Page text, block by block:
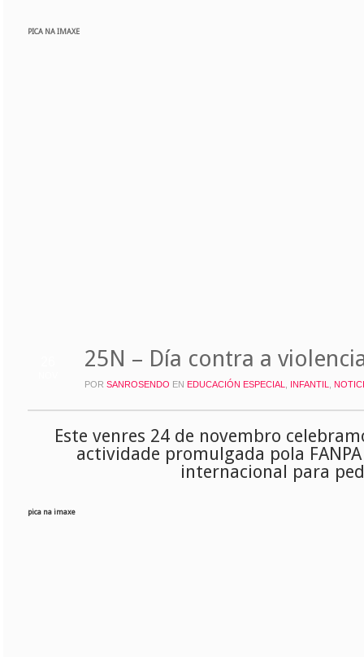
PICA NA IMAXE
25N – Día contra a
POR SANROSENDO EN EDUCACIÓN ESPECIAL INFANTIL
Este venres 24 de novembro
actividade promulgada pola
internacional para
pica na imaxe